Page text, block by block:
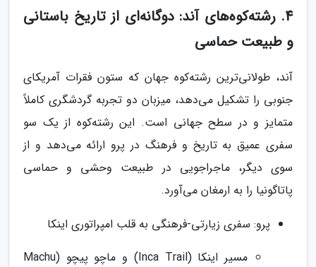
4. رشته‌کوه‌های آند: دوگانه‌ای از تاریخ باستانی
و طبیعت حماسی
آند، طولانی‌ترین رشته‌کوه جهان که ستون فقرات آمریکای
جنوبی را تشکیل می‌دهد، میزبان دو تجربه گردشگری کاملاً
متمایز و در سطح جهانی است. این رشته‌کوه از یک سو
سفری عمیق به تاریخ و فرهنگ در پرو ارائه می‌دهد و از
سوی دیگر، ماجراجویی در طبیعت وحشی و حماسی
پاتاگونیا را به ارمغان می‌آورد.
پرو: سفری زیارتی-فرهنگی به قلب امپراتوری اینکا
مسیر اینکا (Inca Trail) و ماچو پیچو (Machu